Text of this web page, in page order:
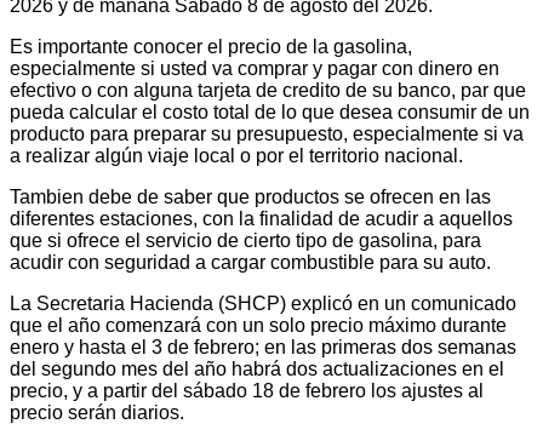
2026 y de mañana Sábado 8 de agosto del 2026.
Es importante conocer el precio de la gasolina,
especialmente si usted va comprar y pagar con dinero en
efectivo o con alguna tarjeta de credito de su banco, par que
pueda calcular el costo total de lo que desea consumir de un
producto para preparar su presupuesto, especialmente si va
a realizar algún viaje local o por el territorio nacional.
Tambien debe de saber que productos se ofrecen en las
diferentes estaciones, con la finalidad de acudir a aquellos
que si ofrece el servicio de cierto tipo de gasolina, para
acudir con seguridad a cargar combustible para su auto.
La Secretaria Hacienda (SHCP) explicó en un comunicado
que el año comenzará con un solo precio máximo durante
enero y hasta el 3 de febrero; en las primeras dos semanas
del segundo mes del año habrá dos actualizaciones en el
precio, y a partir del sábado 18 de febrero los ajustes al
precio serán diarios.